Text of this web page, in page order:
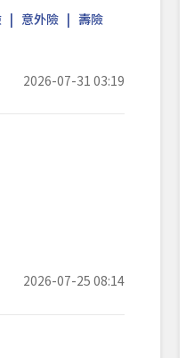
意外險
壽險
2026-07-31 03:19
2026-07-25 08:14